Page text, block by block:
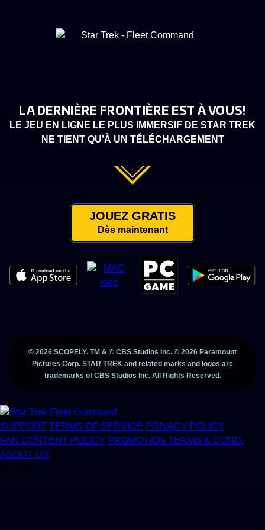
LA DERNIÈRE FRONTIÈRE EST À VOUS!
LE JEU EN LIGNE LE PLUS IMMERSIF DE STAR TREK
NE TIENT QU’À UN TÉLÉCHARGEMENT
JOUEZ GRATIS
Dès maintenant
© 2026 SCOPELY. TM & © CBS Studios Inc. © 2026 Paramount
Pictures Corp. STAR TREK and related marks and logos are
trademarks of CBS Studios Inc. All Rights Reserved.
SUPPORT TERMS OF SERVICE PRIVACY POLICY
FAN CONTENT POLICY PROMOTION TERMS & COND.
ABOUT US